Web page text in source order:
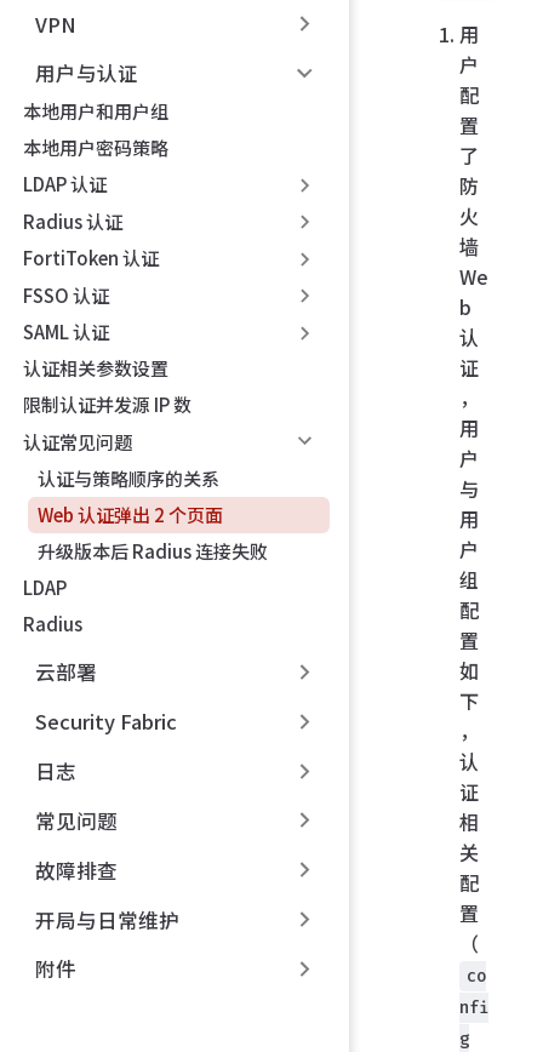
VPN
用户与认证
本地用户和用户组
本地用户密码策略
LDAP 认证
Radius 认证
FortiToken 认证
FSSO 认证
SAML 认证
认证相关参数设置
限制认证并发源 IP 数
认证常见问题
认证与策略顺序的关系
Web 认证弹出 2 个页面
升级版本后 Radius 连接失败
LDAP
Radius
云部署
Security Fabric
日志
常见问题
故障排查
开局与日常维护
附件
用
户
配
置
了
防
火
墙
We
b
认
证
，
用
户
与
用
户
组
配
置
如
下
，
认
证
相
关
配
置
（
co
nfi
g